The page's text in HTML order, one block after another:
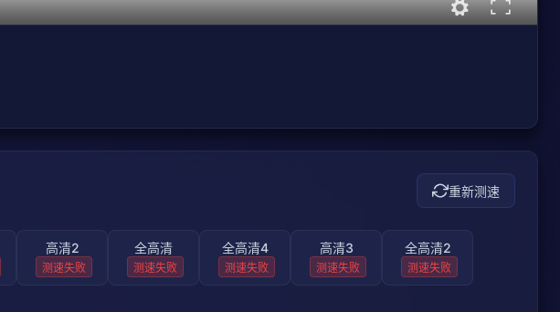
重新测速
高清2
测速失败
全高清
测速失败
全高清4
测速失败
高清3
测速失败
全高清2
测速失败